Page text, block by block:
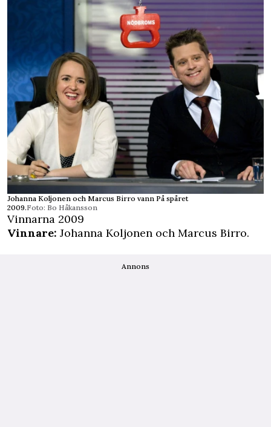
Johanna Koljonen och Marcus Birro vann På spåret
2009.Foto: Bo Håkansson
Vinnarna 2009
Vinnare: Johanna Koljonen och Marcus Birro.
Annons